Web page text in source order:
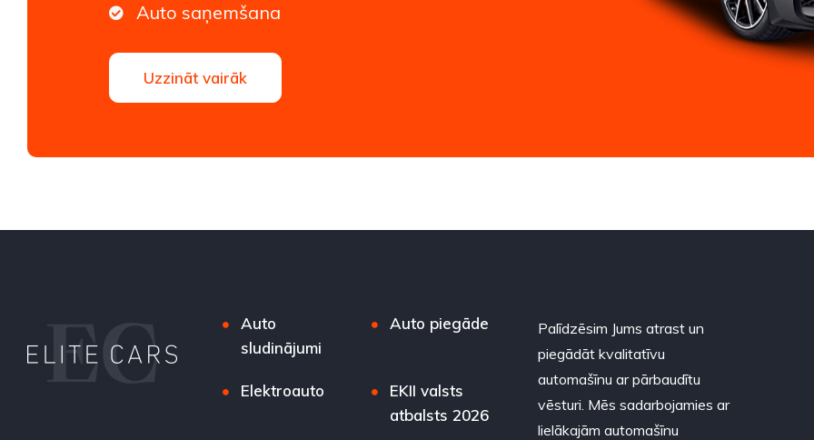
Auto saņemšana
Uzzināt vairāk
Auto
sludinājumi
Auto piegāde
Elektroauto
EKII valsts
atbalsts 2026
Palīdzēsim Jums atrast un
piegādāt kvalitatīvu
automašīnu ar pārbaudītu
vēsturi. Mēs sadarbojamies ar
lielākajām automašīnu